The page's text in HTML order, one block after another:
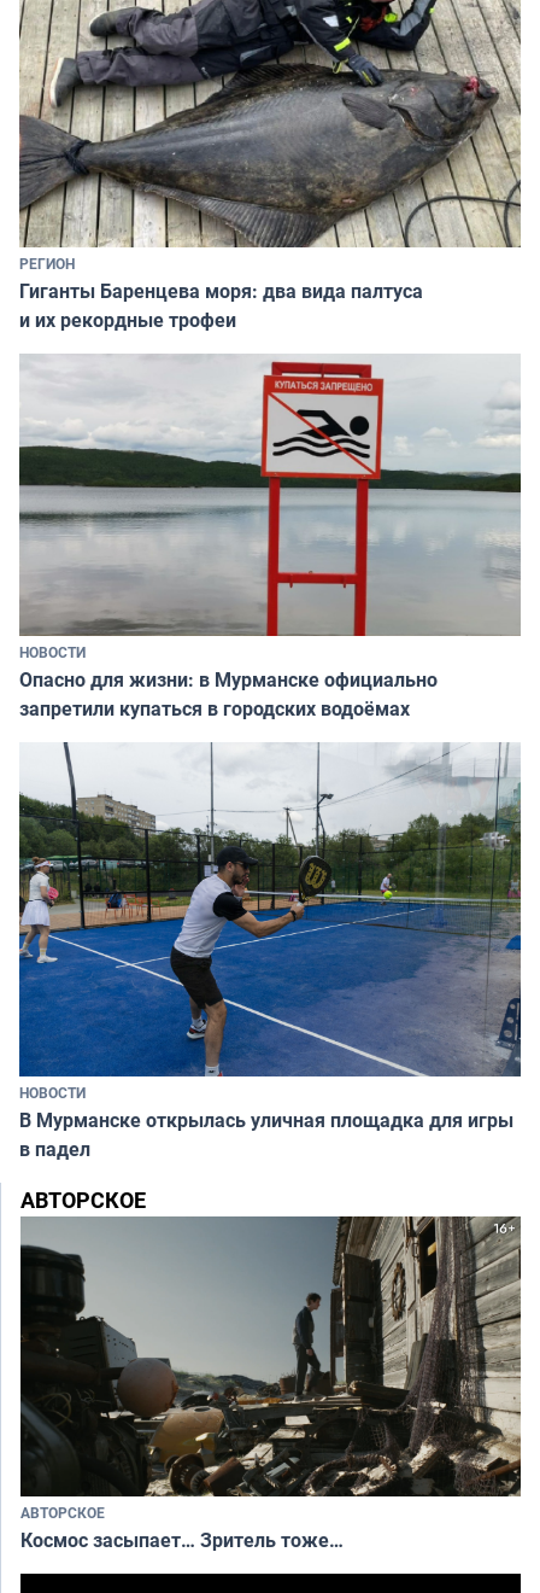
РЕГИОН
Гиганты Баренцева моря: два вида палтуса
и их рекордные трофеи
НОВОСТИ
Опасно для жизни: в Мурманске официально
запретили купаться в городских водоёмах
НОВОСТИ
В Мурманске открылась уличная площадка для игры
в падел
АВТОРСКОЕ
АВТОРСКОЕ
Космос засыпает… Зритель тоже…